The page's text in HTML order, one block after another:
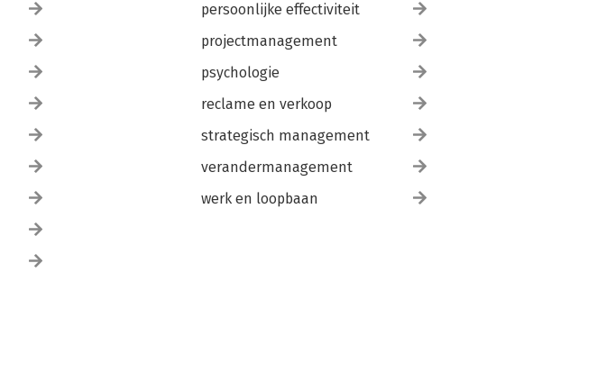
persoonlijke effectiviteit
projectmanagement
psychologie
reclame en verkoop
strategisch management
verandermanagement
werk en loopbaan